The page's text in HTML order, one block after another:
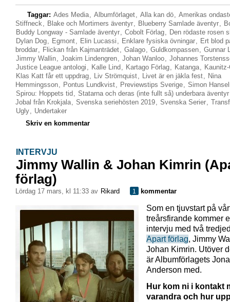
Taggar: Ades Media, Albumförlaget, Alla kan dö, Amerikas
Stiffneck, Blake och Mortimers äventyr, Blueberry Samlade äventyr,
Buddy Longway - Samlade äventyr, Cobolt Förlag, Den rödaste rosen
Dylan Dog, Egmont, Elin Lucassi , Enklare fysiska övningar, Ert blod
broddar, Flickan från Kajmanträdet, Galago, Guldkompassen, Gunnar
Jimmy Wallin, Joakim Lindengren, Johan Wanloo, Johannes
Justice League antologi , Kalle Lind , Kartago Förlag, Katanga,
Klas Katt får ett uppdrag, Liv Strömquist, Livet är en jäkla fest, Nina
Hemmingsson, Pontus Lundkvist, Previewstips Sverige, Simon
Spirou: Hoppets tid , Statarna och deras (inte fullt så) underbara äventyr
Jobal från Krokjala, Svenska seriehösten 2019, Svenska Serier,
Ugly, Undertaker
Skriv en kommentar
INTERVJU
Jimmy Wallin & Johan Kimrin
förlag)
lördag 17 mars, kl 11:33 av Rikard 1 kommentar
Som en tjuvstart på
treårsfirande kommer
intervju med två
Apart förlag, Jimmy
Johan Kimrin. Utöver
är Albumförlagets
Anderson med.
Hur kom ni i kontakt
varandra och hur